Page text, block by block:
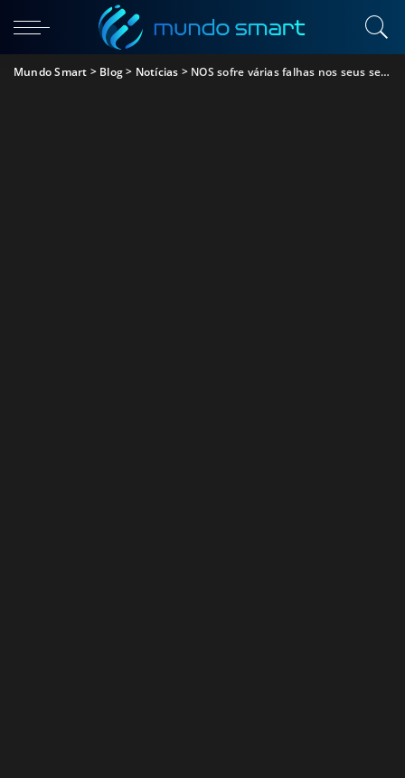
Mundo Smart > Blog> Notícias > NOS sofre várias falhas nos seus serviços. Descobre mais detalhes